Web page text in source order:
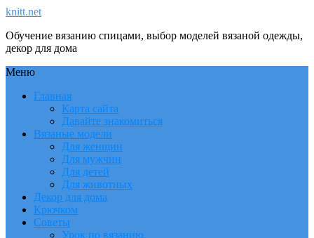
knitt.net
Обучение вязанию спицами, выбор моделей вязаной одежды,
декор для дома
Меню
Главная
Карта сайта
Давайте знакомиться
Вязаные модели
Для женщин
Для мужчин
Для детей
Для животных
Декор для дома
Крючком
Советы
Урок по вязанию